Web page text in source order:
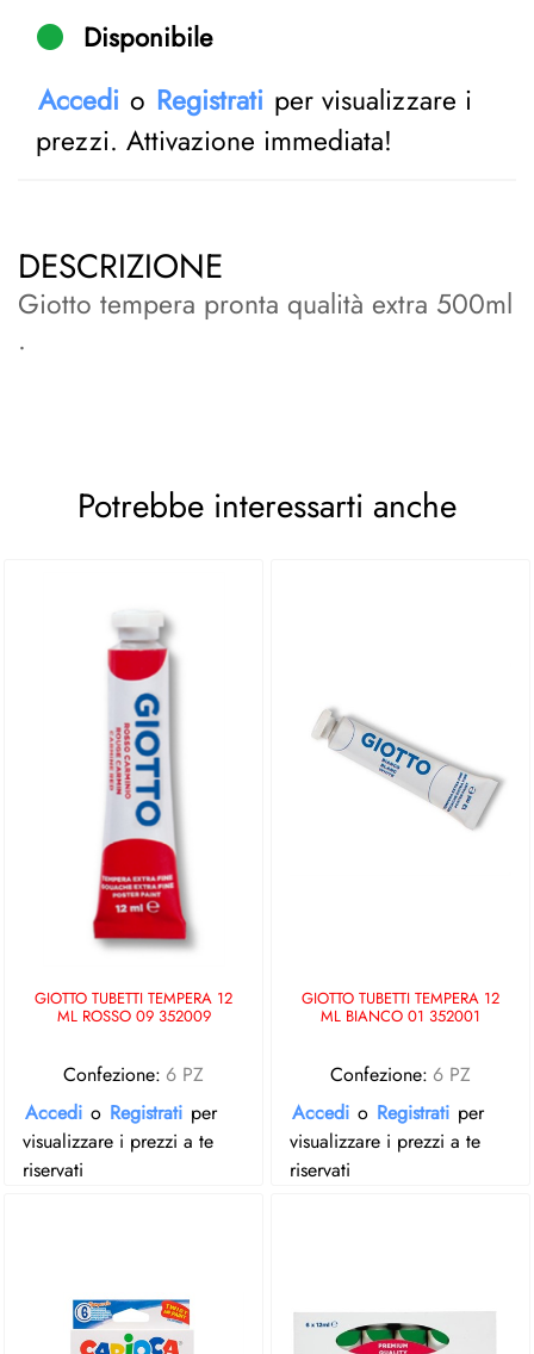
Disponibile
Accedi o Registrati per visualizzare i
prezzi. Attivazione immediata!
DESCRIZIONE
Giotto tempera pronta qualità extra 500ml
.
Potrebbe interessarti anche
GIOTTO TUBETTI TEMPERA 12
ML ROSSO 09 352009
Confezione: 6 PZ
Accedi o Registrati per
visualizzare i prezzi a te
riservati
GIOTTO TUBETTI TEMPERA 12
ML BIANCO 01 352001
Confezione: 6 PZ
Accedi o Registrati per
visualizzare i prezzi a te
riservati